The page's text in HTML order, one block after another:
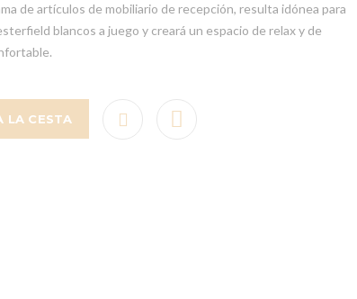
de artículos de mobiliario de recepción, resulta idónea para
blancos a juego y creará un espacio de relax y de
LA CESTA